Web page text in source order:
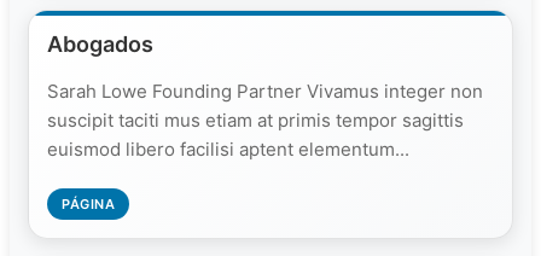
Abogados
Sarah Lowe Founding Partner Vivamus integer non
suscipit taciti mus etiam at primis tempor sagittis
euismod libero facilisi aptent elementum...
PÁGINA